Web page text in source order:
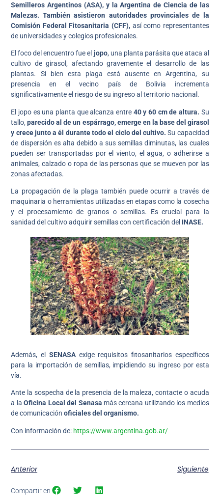
Semilleros Argentinos (ASA), y la Argentina de Ciencia de las
Malezas. También asistieron autoridades provinciales de la
Comisión Federal Fitosanitaria (CFF), así como representantes
de universidades y colegios profesionales.
El foco del encuentro fue el jopo, una planta parásita que ataca al
cultivo de girasol, afectando gravemente el desarrollo de las
plantas. Si bien esta plaga está ausente en Argentina, su
presencia en el vecino país de Bolivia incrementa
significativamente el riesgo de su ingreso al territorio nacional.
El jopo es una planta que alcanza entre 40 y 60 cm de altura. Su
tallo,parecido al de un espárrago, emerge en la base del girasol
y crece junto a él durante todo el ciclo del cultivo.Su capacidad
de dispersión es alta debido a sus semillas diminutas, las cuales
pueden ser transportadas por el viento, el agua, o adherirse a
animales, calzado o ropa de las personas que se mueven por las
zonas afectadas.
La propagación de la plaga también puede ocurrir a través de
maquinaria o herramientas utilizadas en etapas como la cosecha
y el procesamiento de granos o semillas. Es crucial para la
sanidad del cultivo adquirir semillas con certificación del INASE.
Además, el SENASA exige requisitos fitosanitarios específicos
para la importación de semillas, impidiendo su ingreso por esta
vía.
Ante la sospecha de la presencia de la maleza, contacte o acuda
a la Oficina Local del Senasa más cercana utilizando los medios
de comunicación oficiales del organismo.
Con información de: https://www.argentina.gob.ar/
Anterior Siguiente
Compartir en